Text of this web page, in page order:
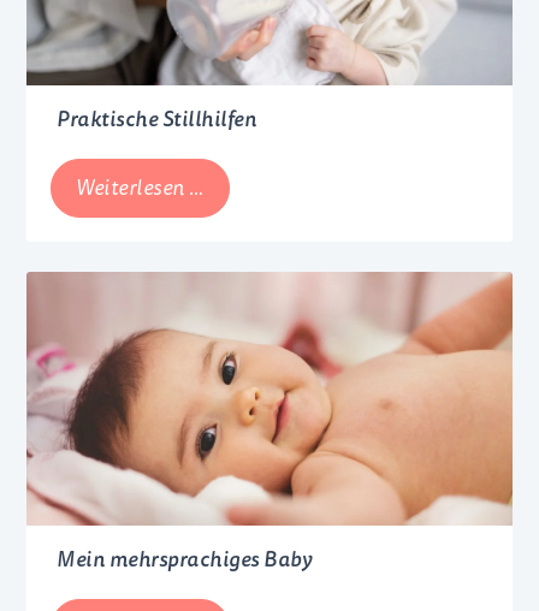
Praktische Stillhilfen
Weiterlesen … Praktische
Stillhilfen
Mein mehrsprachiges Baby